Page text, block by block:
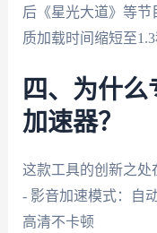
后《星光大道》等节
质加载时间缩短至1.3
四、为什
加速器？
这款工具的创新之处
- 影音加速模式：自
高清不卡顿